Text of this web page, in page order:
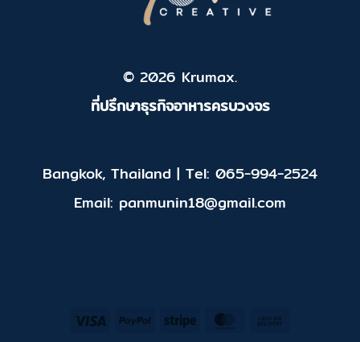
© 2026 Krumax.
ที่ปรึกษาธุรกิจอาหารครบวงจร
Bangkok, Thailand | Tel: 065-994-2524
Email: panmunin18@gmail.com